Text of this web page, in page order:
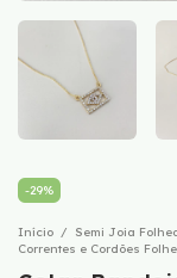
-29%
Início / Semi Joia
Correntes e Cordões